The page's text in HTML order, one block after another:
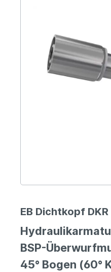
EB Dichtkopf DKR
BSP-
45° Bogen (60°